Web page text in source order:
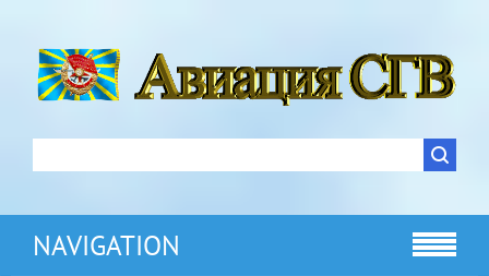
NAVIGATION